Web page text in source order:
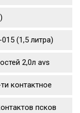
(1,5 литра)
2,0л avs
контактное
псков